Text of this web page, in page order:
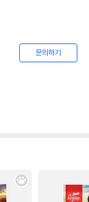
문의하기